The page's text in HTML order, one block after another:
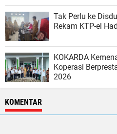
Tak Perlu ke
Rekam KTP-el
KOKARDA
Koperasi
2026
KOMENTAR